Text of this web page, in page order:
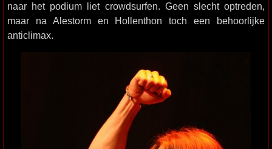
naar het podium liet crowdsurfen. Geen slecht optreden,
maar na Alestorm en Hollenthon toch een behoorlijke
anticlimax.